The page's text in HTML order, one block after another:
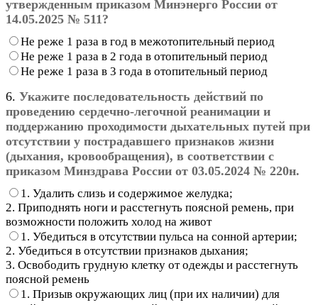
утвержденным приказом Минэнерго России от
14.05.2025 № 511?
Не реже 1 раза в год в межотопительный период
Не реже 1 раза в 2 года в отопительный период
Не реже 1 раза в 3 года в отопительный период
6. Укажите последовательность действий по
проведению сердечно-легочной реанимации и
поддержанию проходимости дыхательных путей при
отсутствии у пострадавшего признаков жизни
(дыхания, кровообращения), в соответствии с
приказом Минздрава России от 03.05.2024 № 220н.
1. Удалить слизь и содержимое желудка;
2. Приподнять ноги и расстегнуть поясной ремень, при
возможности положить холод на живот
1. Убедиться в отсутствии пульса на сонной артерии;
2. Убедиться в отсутствии признаков дыхания;
3. Освободить грудную клетку от одежды и расстегнуть
поясной ремень
1. Призыв окружающих лиц (при их наличии) для